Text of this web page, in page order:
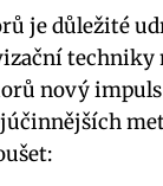
je důležité
techniky
nový